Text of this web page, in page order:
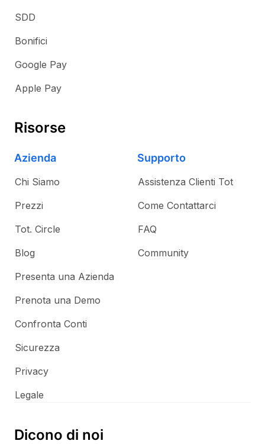
SDD
Bonifici
Google Pay
Apple Pay
Risorse
Azienda
Chi Siamo
Prezzi
Tot. Circle
Blog
Presenta una Azienda
Prenota una Demo
Confronta Conti
Sicurezza
Privacy
Legale
Supporto
Assistenza Clienti Tot
Come Contattarci
FAQ
Community
Dicono di noi